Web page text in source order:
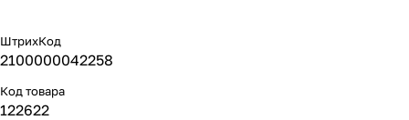
ШтрихКод
2100000042258
Код товара
122622